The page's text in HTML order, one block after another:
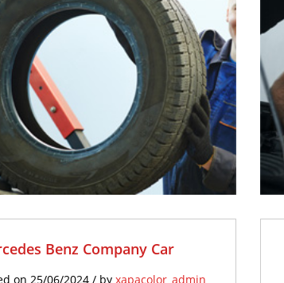
Benz Company Car
on 25/06/2024 / by xapacolor_admin
JUN
No hay
comentarios